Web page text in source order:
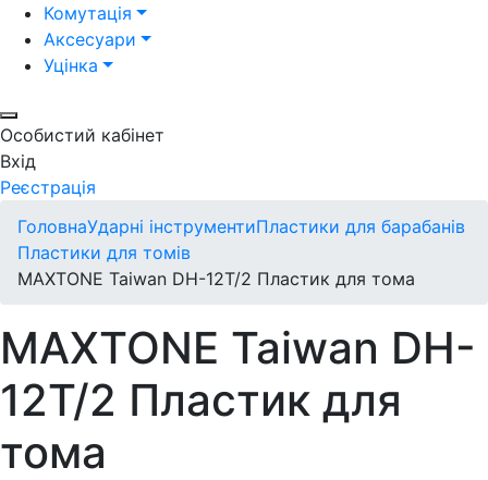
Комутація
Аксесуари
Уцінка
Особистий кабінет
Вхід
Реєстрація
ГоловнаУдарні інструментиПластики для барабанів
Пластики для томів
MAXTONE Taiwan DH-12T/2 Пластик для тома
MAXTONE Taiwan DH-
12T/2 Пластик для
тома